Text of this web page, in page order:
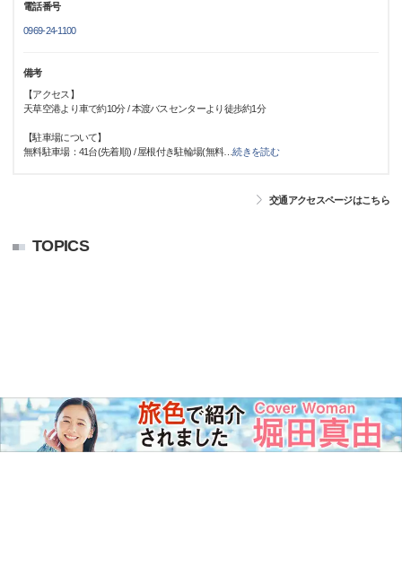
電話番号
0969-24-1100
備考
【アクセス】
天草空港より車で約10分 / 本渡バスセンターより徒歩約1分
【駐車場について】
無料駐車場：41台(先着順) / 屋根付き駐輪場(無料…続きを読む
交通アクセスページはこちら
TOPICS